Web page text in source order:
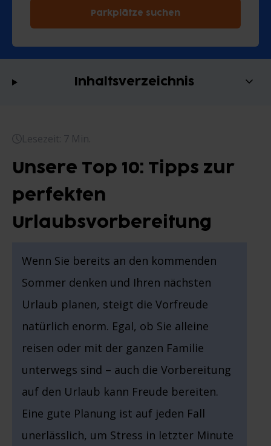
Parkplätze suchen
Lesezeit: 7 Min.
Unsere Top 10: Tipps zur
perfekten
Urlaubsvorbereitung
Wenn Sie bereits an den kommenden
Sommer denken und Ihren nächsten
Urlaub planen, steigt die Vorfreude
natürlich enorm. Egal, ob Sie alleine
reisen oder mit der ganzen Familie
unterwegs sind – auch die Vorbereitung
auf den Urlaub kann Freude bereiten.
Eine gute Planung ist auf jeden Fall
unerlässlich, um Stress in letzter Minute
Inhaltsverzeichnis